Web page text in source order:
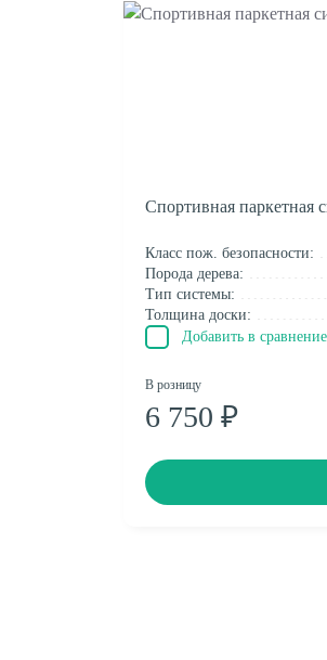
Спортивная паркетная
Класс пож. безопасности:
Порода дерева:
Тип системы:
Толщина доски:
Добавить в сравнение
В розницу
6 750 ₽